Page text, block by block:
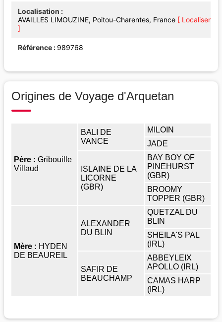
Localisation
AVAILLES LIMOUZINE, Poitou-Charentes, France [ Localiser
]
Référence 989768
Origines de Voyage d'Arquetan
Père : Gribouille
Villaud
BALI DE
VANCE
MILOIN
JADE
ISLAINE DE LA
LICORNE
(GBR)
BAY BOY OF
PINEHURST
(GBR)
BROOMY
TOPPER (GBR)
Mère : HYDEN
DE BEAUREIL
ALEXANDER
DU BLIN
QUETZAL DU
BLIN
SHEILA'S PAL
(IRL)
SAFIR DE
BEAUCHAMP
ABBEYLEIX
APOLLO (IRL)
CAMAS HARP
(IRL)